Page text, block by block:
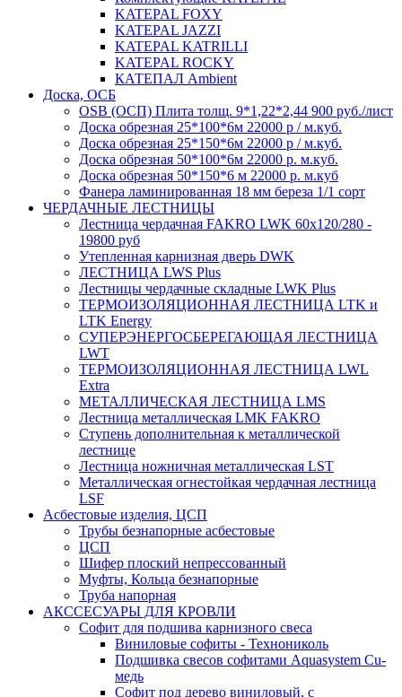
KATEPAL FOXY
KATEPAL JAZZI
KATEPAL KATRILLI
KATEPAL ROCKY
КАТЕПАЛ Ambient
Доска, ОСБ
OSB (ОСП) Плита толщ. 9*1,22*2,44 900 руб./лист
Доска обрезная 25*100*6м 22000 р / м.куб.
Доска обрезная 25*150*6м 22000 р / м.куб.
Доска обрезная 50*100*6м 22000 р. м.куб.
Доска обрезная 50*150*6 м 22000 р. м.куб
Фанера ламинированная 18 мм береза 1/1 сорт
ЧЕРДАЧНЫЕ ЛЕСТНИЦЫ
Лестница чердачная FAKRO LWK 60х120/280 -
19800 руб
Утепленная карнизная дверь DWK
ЛЕСТНИЦА LWS Plus
Лестницы чердачные складные LWK Plus
ТЕРМОИЗОЛЯЦИОННАЯ ЛЕСТНИЦА LTK и
LTK Energy
СУПЕРЭНЕРГОСБЕРЕГАЮЩАЯ ЛЕСТНИЦА
LWT
ТЕРМОИЗОЛЯЦИОННАЯ ЛЕСТНИЦА LWL
Extra
МЕТАЛЛИЧЕСКАЯ ЛЕСТНИЦА LMS
Лестница металлическая LMK FAKRO
Ступень дополнительная к металлической
лестнице
Лестница ножничная металлическая LST
Металлическая огнестойкая чердачная лестница
LSF
Асбестовые изделия, ЦСП
Трубы безнапорные асбестовые
ЦСП
Шифер плоский непрессованный
Муфты, Кольца безнапорные
Труба напорная
АКССЕСУАРЫ ДЛЯ КРОВЛИ
Софит для подшива карнизного свеса
Виниловые софиты - Технониколь
Подшивка свесов софитами Aquasystem Cu-
медь
Софит под дерево виниловый, с